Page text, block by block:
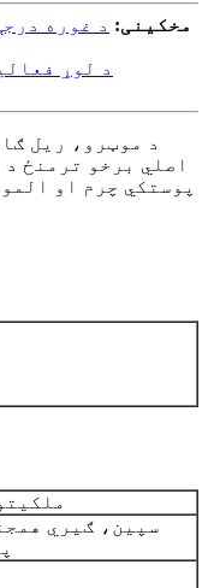
مخکینی:
د موټرو، ریل
اصلي برخو ترمنځ
پوستکي چرم او
سپین، ګیري